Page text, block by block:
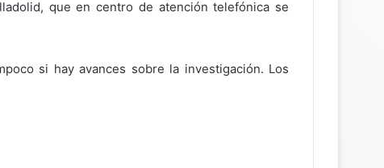
que en centro de atención telefónica se
si hay avances sobre la investigación. Los